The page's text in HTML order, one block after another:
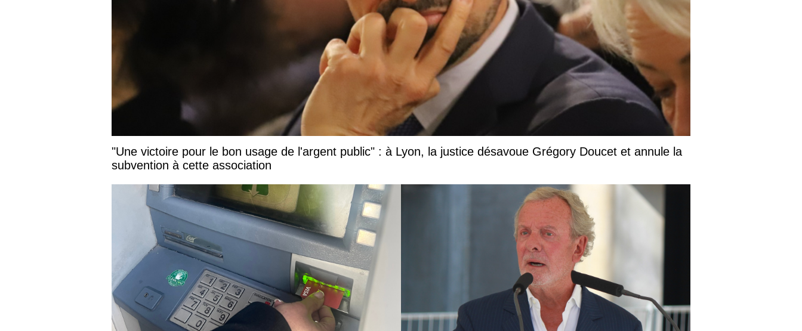
"Une victoire pour le bon usage de l'argent public" : à Lyon, la justice désavoue Grégory Doucet et annule la
subvention à cette association